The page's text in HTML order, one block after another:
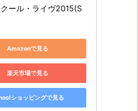
ール・ライヴ2015(S
Amazonで見る
楽天市場で見る
ショッピングで見る